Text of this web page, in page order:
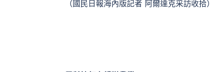
（國民日報海內版記者 阿爾達克采訪收拾）